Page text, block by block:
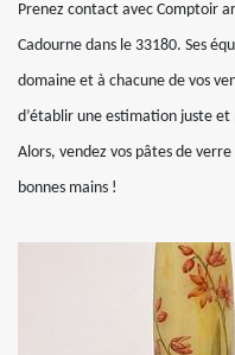
Prenez contact avec Comptoir
Cadourne dans le 33180. Ses
domaine et à chacune de vos
d’établir une estimation juste et
Alors, vendez vos pâtes de
bonnes mains !